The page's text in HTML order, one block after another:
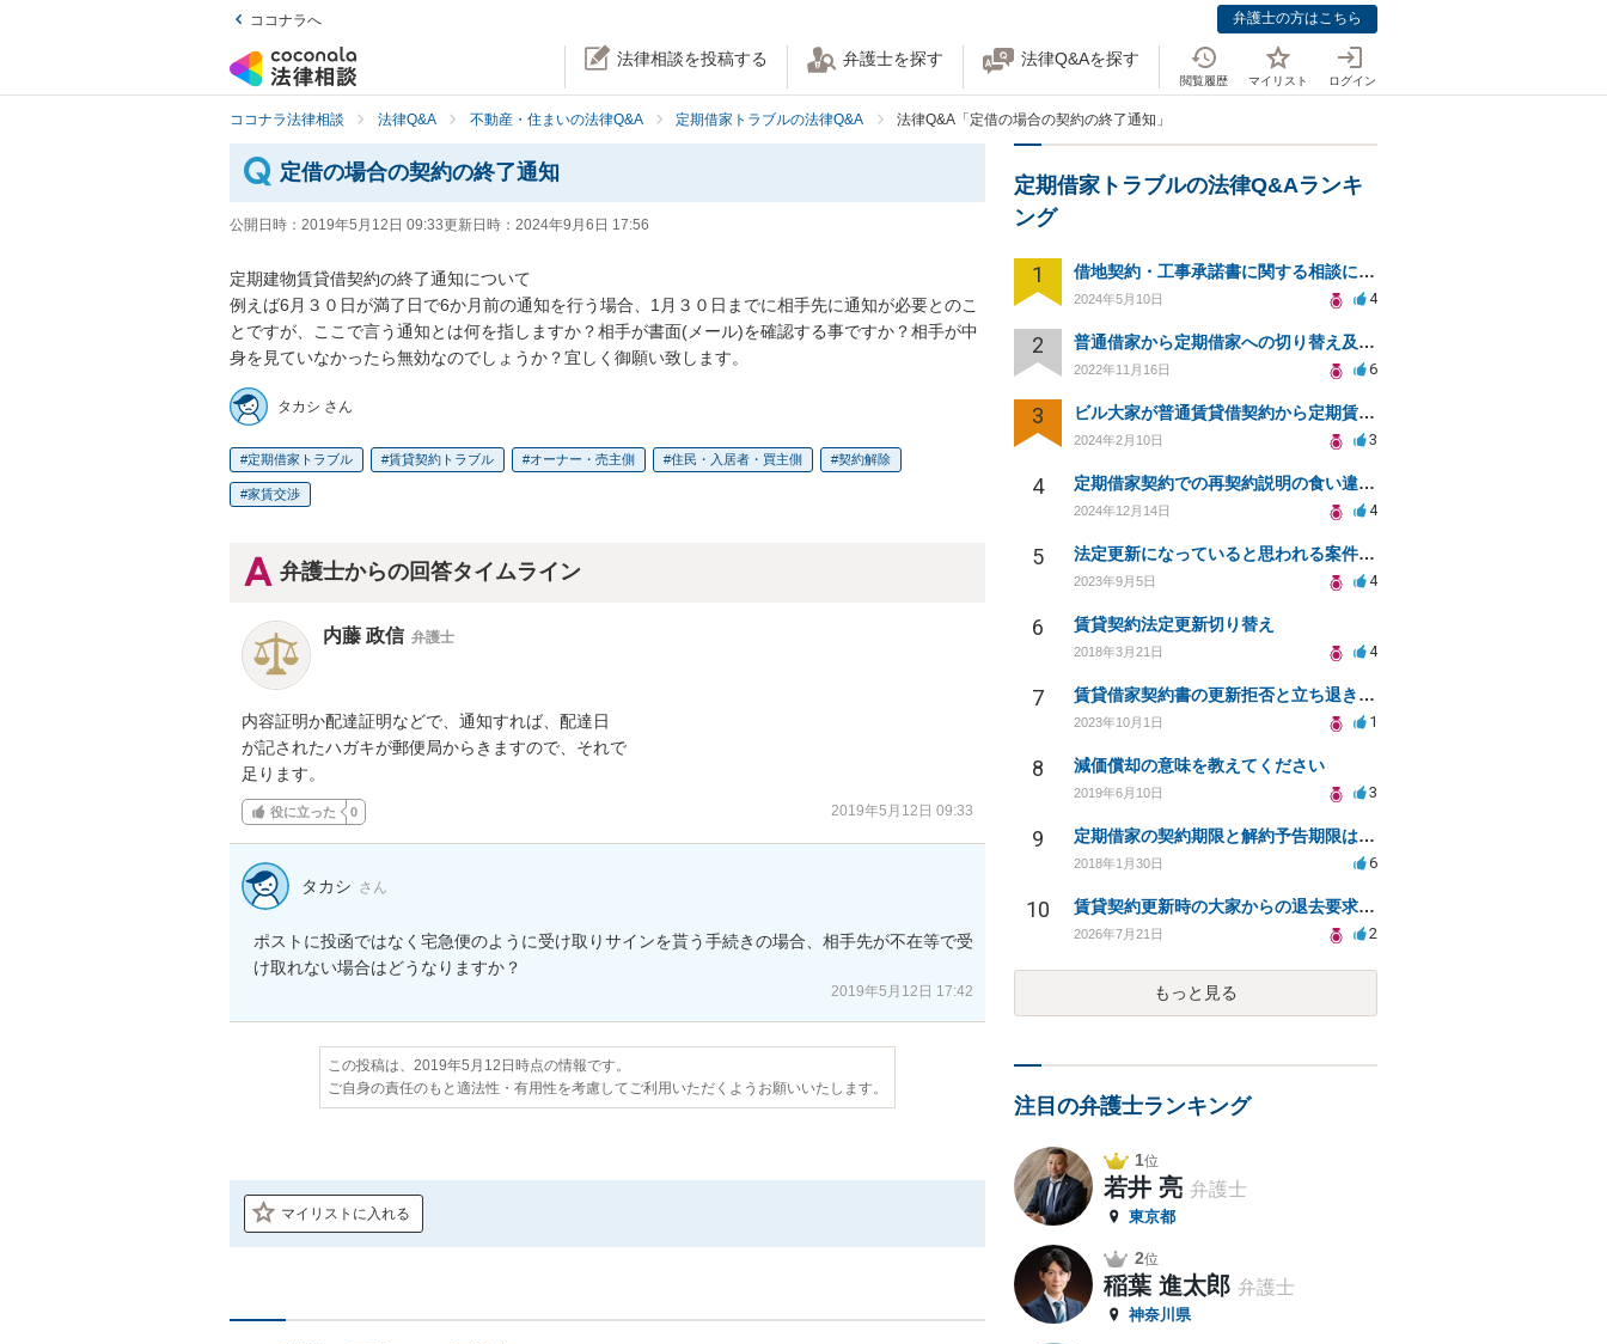
ココナラへ 弁護士の方はこちら
法律相談を投稿する 弁護士を探す 法律Q&Aを探す
閲覧履歴 マイリスト ログイン
ココナラ法律相談 法律Q&A 不動産・住まいの法律Q&A 定期借家トラブルの法律Q&A 法律Q&A「定借の場合の契約の終了通知」
定借の場合の契約の終了通知
公開日時： 2019年5月12日 09:33更新日時： 2024年9月6日 17:56
定期建物賃貸借契約の終了通知について
例えば6月３０日が満了日で6か月前の通知を行う場合、1月３０日までに相手先に通知が必要とのこ
とですが、ここで言う通知とは何を指しますか？相手が書面(メール)を確認する事ですか？相手が中
身を見ていなかったら無効なのでしょうか？宜しく御願い致します。
タカシ さん
定期借家トラブル 賃貸契約トラブル オーナー・売主側 住民・入居者・買主側 契約解除
家賃交渉
弁護士からの回答タイムライン
内藤 政信 弁護士
内容証明か配達証明などで、通知すれば、配達日
が記されたハガキが郵便局からきますので、それで
足ります。
役に立った 0 2019年5月12日 09:33
タカシ さん
ポストに投函ではなく宅急便のように受け取りサインを貰う手続きの場合、相手先が不在等で受
2019年5月12日 17:42
この投稿は、2019年5月12日時点の情報です。
ご自身の責任のもと適法性・有用性を考慮してご利用いただくようお願いいたします。
マイリストに入れる
定期借家トラブルの法律Q&Aランキ
ング
1 借地契約・工事承諾書に関する相談について
2024年5月10日 4
2 普通借家から定期借家への切り替え及び、賃料値上げについて
2022年11月16日 6
3 ビル大家が普通賃貸借契約から定期賃貸借契約変更を提案してきたが拒否して契約更新を続けることは可能か？
2024年2月10日 3
4 定期借家契約での再契約説明の食い違いについての対処法
2024年12月14日 4
5 法定更新になっていると思われる案件の賃料について。
2023年9月5日 4
6 賃貸契約法定更新切り替え
2018年3月21日 4
7 賃貸借家契約書の更新拒否と立ち退き料請求について。
2023年10月1日 1
8 減価償却の意味を教えてください
2019年6月10日 3
9 定期借家の契約期限と解約予告期限はどちらが優先
2018年1月30日 6
10 賃貸契約更新時の大家からの退去要求への法的対応方法は？
2026年7月21日 2
もっと見る
注目の弁護士ランキング
1位
若井 亮 弁護士
東京都
2位
稲葉 進太郎 弁護士
神奈川県